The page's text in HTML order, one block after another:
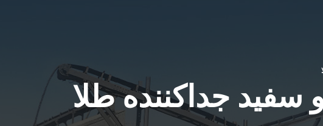
جداکننده طلا